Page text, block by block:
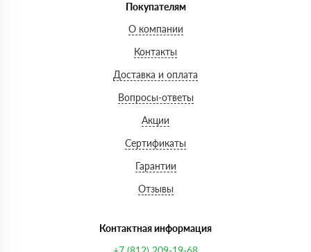
Покупателям
О компании
Контакты
Доставка и оплата
Вопросы-ответы
Акции
Сертификаты
Гарантии
Отзывы
Контактная информация